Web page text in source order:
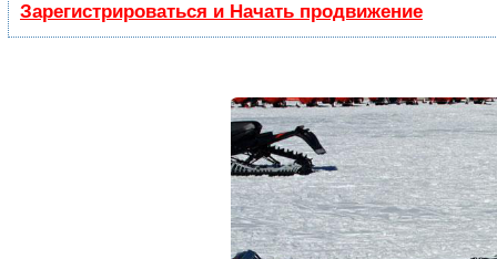
Зарегистрироваться и Начать продвижение